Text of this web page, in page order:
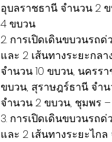
อุบลราชธานี จำนวน 2
4 ขบวน
2. การเปิดเดินขบวนรถ
และ 2 เส้นทางระยะกล
จำนวน 10 ขบวน, นครร
ขบวน, สุราษฎร์ธานี จำ
จำนวน 2 ขบวน, ชุมพร
3. การเปิดเดินขบวนรถ
และ 2 เส้นทางระยะไก